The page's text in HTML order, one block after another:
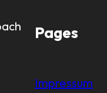
Pages
Impressum